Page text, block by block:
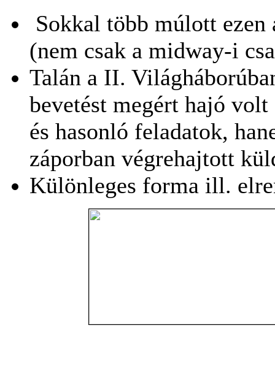
Sokkal több múlott
(nem csak a midway-i
Talán a II.
bevetést megért hajó
és hasonló feladatok,
záporban végrehajtott
Különleges forma ill.